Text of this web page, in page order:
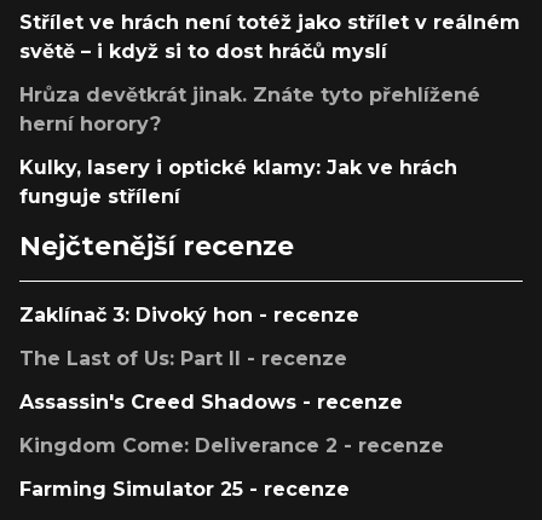
Střílet ve hrách není totéž jako střílet v reálném
světě – i když si to dost hráčů myslí
Hrůza devětkrát jinak. Znáte tyto přehlížené
herní horory?
Kulky, lasery i optické klamy: Jak ve hrách
funguje střílení
Nejčtenější recenze
Zaklínač 3: Divoký hon - recenze
The Last of Us: Part II - recenze
Assassin's Creed Shadows - recenze
Kingdom Come: Deliverance 2 - recenze
Farming Simulator 25 - recenze